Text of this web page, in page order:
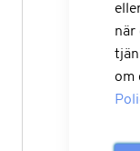
när
om